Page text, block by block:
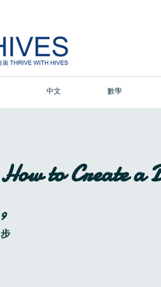
中文 數學
How to Create a
9
步